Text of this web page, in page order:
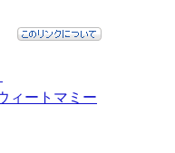
ィートマミー